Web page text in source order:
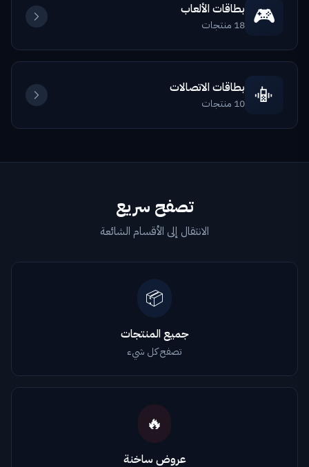
🎮 بطاقات الألعاب
18 منتجات
📳 بطاقات الاتصالات
10 منتجات
تصفح سريع
الانتقال إلى الأقسام الشائعة
📦
جميع المنتجات
تصفح كل شيء
🔥
عروض ساخنة